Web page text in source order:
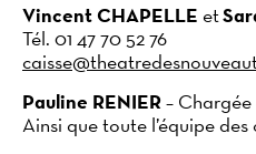
Vincent CHAPELLE et
Tél. 01 47 70 52 76
Pauline RENIER– Chargée
Ainsi que toute l’équipe